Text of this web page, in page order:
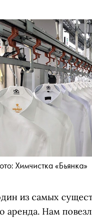
Химчистка «Бьянка»
из самых
аренда. Нам